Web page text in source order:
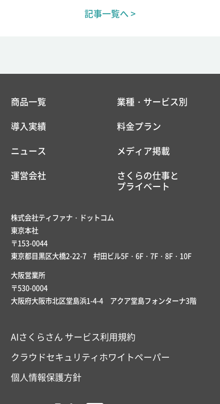
記事一覧へ >
商品一覧
業種・サービス別
導入実績
料金プラン
ニュース
メディア掲載
運営会社
さくらの仕事と
プライベート
株式会社ティファナ・ドットコム
東京本社
〒153-0044
東京都目黒区大橋2-22-7 村田ビル5F・6F・7F・8F・10F
大阪営業所
〒530-0004
大阪府大阪市北区堂島浜1-4-4 アクア堂島フォンターナ3階
AIさくらさん サービス利用規約
クラウドセキュリティホワイトペーパー
個人情報保護方針